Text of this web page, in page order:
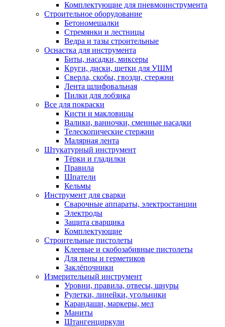
Комплектующие для пневмоинструмента
Строительное оборудование
Бетономешалки
Стремянки и лестницы
Ведра и тазы строительные
Оснастка для инструмента
Биты, насадки, миксеры
Круги, диски, щетки для УШМ
Сверла, скобы, гвозди, стержни
Лента шлифовальная
Пилки для лобзика
Все для покраски
Кисти и макловицы
Валики, ванночки, сменные насадки
Телескопические стержни
Малярная лента
Штукатурный инструмент
Тёрки и гладилки
Правила
Шпатели
Кельмы
Инструмент для сварки
Сварочные аппараты, электростанции
Электроды
Защита сварщика
Комплектующие
Строительные пистолеты
Клеевые и скобозабивные пистолеты
Для пены и герметиков
Заклёпочники
Измерительный инструмент
Уровни, правила, отвесы, шнуры
Рулетки, линейки, угольники
Карандаши, маркеры, мел
Маниты
Штангенциркули